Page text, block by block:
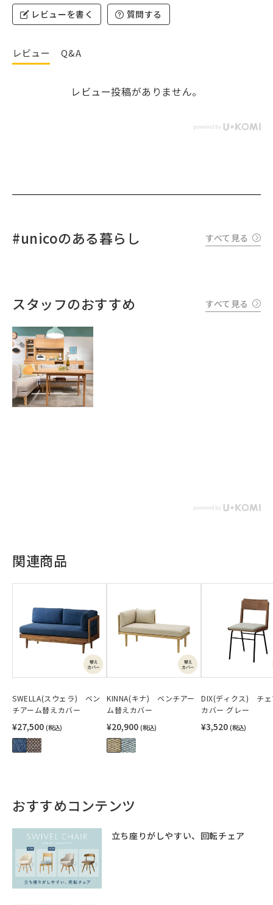
レビューを書く 質問する
レビュー Q&A
レビュー投稿がありません。
#unicoのある暮らし すべて見る
スタッフのおすすめ すべて見る
関連商品
SWELLA(スウェラ) ベン
チアーム替えカバー
¥27,500 (税込)
KINNA(キナ) ベンチアー
ム替えカバー
¥20,900 (税込)
DIX(ディクス) チェ
カバー グレー
¥3,520 (税込)
おすすめコンテンツ
立ち座りがしやすい、回転チェア